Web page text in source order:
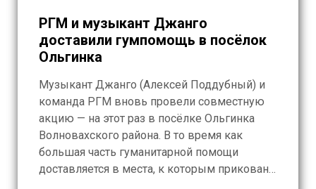
РГМ и музыкант Джанго
доставили гумпомощь в посёлок
Ольгинка
Музыкант Джанго (Алексей Поддубный) и
команда РГМ вновь провели совместную
акцию — на этот раз в посёлке Ольгинка
Волновахского района. В то время как
большая часть гуманитарной помощи
доставляется в места, к которым приковано